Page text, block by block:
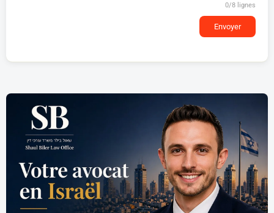
0/8 lignes
Envoyer